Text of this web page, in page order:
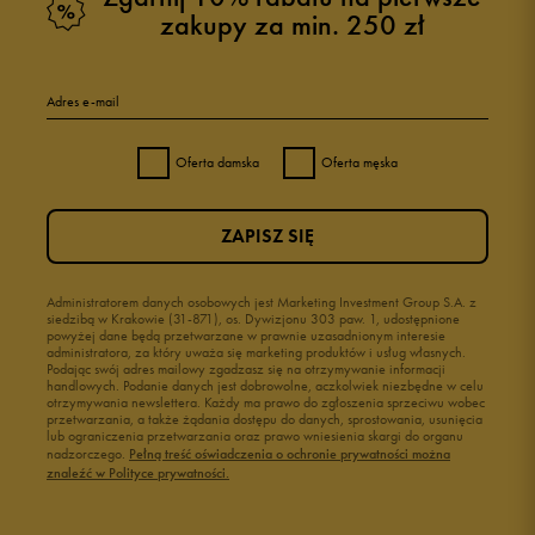
zakupy za min. 250 zł
Adres e-mail
Oferta damska Oferta męska
Administratorem danych osobowych jest Marketing Investment Group S.A. z
siedzibą w Krakowie (31-871), os. Dywizjonu 303 paw. 1, udostępnione
powyżej dane będą przetwarzane w prawnie uzasadnionym interesie
administratora, za który uważa się marketing produktów i usług własnych.
Podając swój adres mailowy zgadzasz się na otrzymywanie informacji
handlowych. Podanie danych jest dobrowolne, aczkolwiek niezbędne w celu
otrzymywania newslettera. Każdy ma prawo do zgłoszenia sprzeciwu wobec
przetwarzania, a także żądania dostępu do danych, sprostowania, usunięcia
lub ograniczenia przetwarzania oraz prawo wniesienia skargi do organu
nadzorczego. Pełną treść oświadczenia o ochronie prywatności można
znaleźć w Polityce prywatności.
ZAPISZ SIĘ